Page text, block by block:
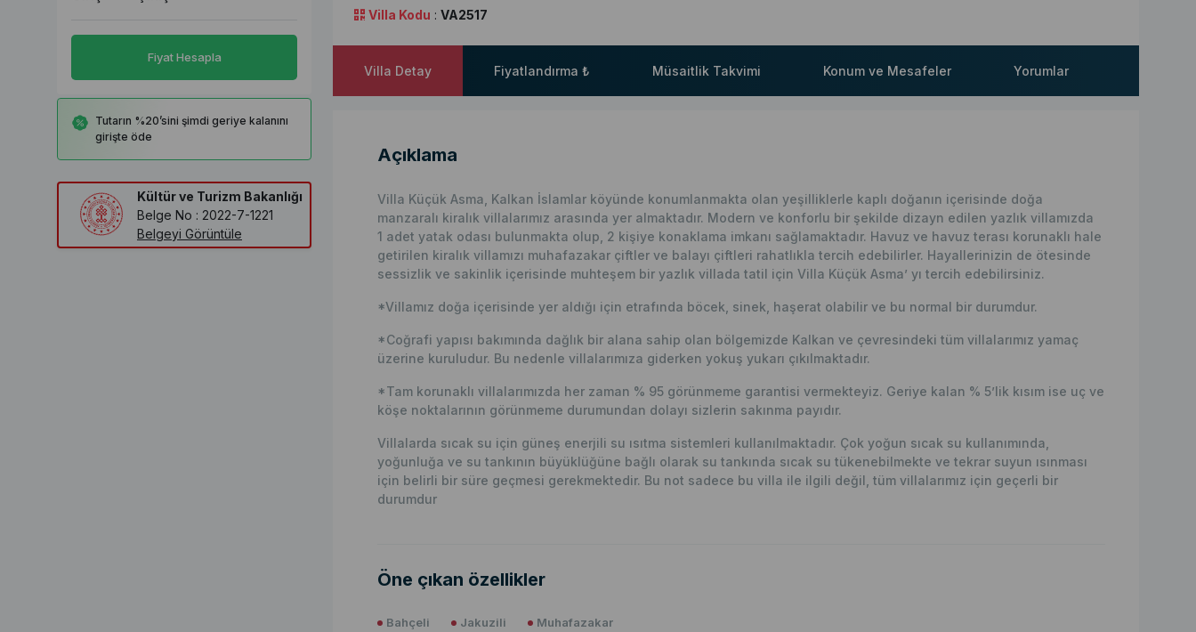
Fiyat Hesapla
Tutarın %20’sini şimdi geriye kalanını
girişte öde
Kültür ve Turizm Bakanlığı
Belge No : 2022-7-1221
Belgeyi Görüntüle
Villa Kodu : VA2517
Villa Detay Fiyatlandırma ₺ Müsaitlik Takvimi Konum ve Mesafeler Yorumlar
Açıklama
Villa Küçük Asma, Kalkan İslamlar köyünde konumlanmakta olan yeşilliklerle kaplı doğanın içerisinde doğa
manzaralı kiralık villalarımız arasında yer almaktadır. Modern ve konforlu bir şekilde dizayn edilen yazlık villamızda
1 adet yatak odası bulunmakta olup, 2 kişiye konaklama imkanı sağlamaktadır. Havuz ve havuz terası korunaklı hale
getirilen kiralık villamızı muhafazakar çiftler ve balayı çiftleri rahatlıkla tercih edebilirler. Hayallerinizin de ötesinde
sessizlik ve sakinlik içerisinde muhteşem bir yazlık villada tatil için Villa Küçük Asma’ yı tercih edebilirsiniz.
*Villamız doğa içerisinde yer aldığı için etrafında böcek, sinek, haşerat olabilir ve bu normal bir durumdur.
*Coğrafi yapısı bakımında dağlık bir alana sahip olan bölgemizde Kalkan ve çevresindeki tüm villalarımız yamaç
üzerine kuruludur. Bu nedenle villalarımıza giderken yokuş yukarı çıkılmaktadır.
*Tam korunaklı villalarımızda her zaman % 95 görünmeme garantisi vermekteyiz. Geriye kalan % 5’lik kısım ise uç ve
köşe noktalarının görünmeme durumundan dolayı sizlerin sakınma payıdır.
Villalarda sıcak su için güneş enerjili su ısıtma sistemleri kullanılmaktadır. Çok yoğun sıcak su kullanımında,
yoğunluğa ve su tankının büyüklüğüne bağlı olarak su tankında sıcak su tükenebilmekte ve tekrar suyun ısınması
için belirli bir süre geçmesi gerekmektedir. Bu not sadece bu villa ile ilgili değil, tüm villalarımız için geçerli bir
durumdur
Öne çıkan özellikler
Bahçeli Jakuzili Muhafazakar